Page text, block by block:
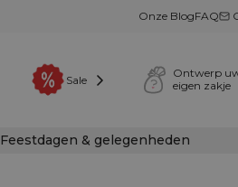
Onze BlogFAQ
Sale
Ontwerp
eigen zakje
Feestdagen & gelegenheden